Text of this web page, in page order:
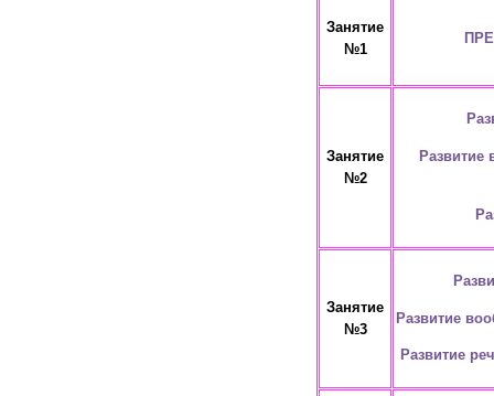
Занятие
№1
Занятие
№2
Развитие
Занятие
№3
Развитие
Развитие